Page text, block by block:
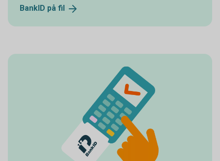
BankID på fil